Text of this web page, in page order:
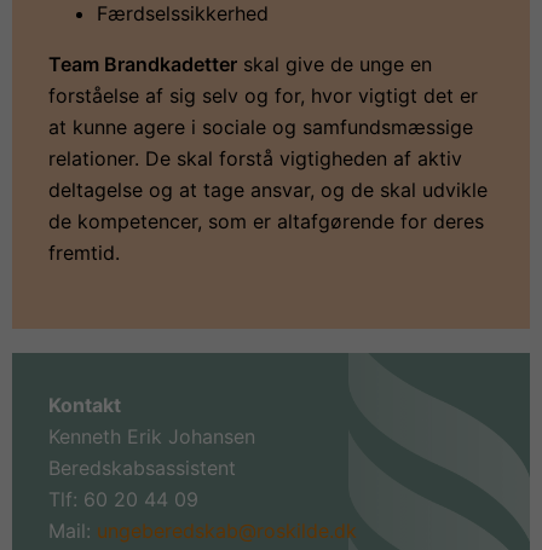
Færdselssikkerhed
Team Brandkadetter skal give de unge en
forståelse af sig selv og for, hvor vigtigt det er
at kunne agere i sociale og samfundsmæssige
relationer. De skal forstå vigtigheden af aktiv
deltagelse og at tage ansvar, og de skal udvikle
de kompetencer, som er altafgørende for deres
fremtid.
Kontakt
Kenneth Erik Johansen
Beredskabsassistent
Tlf: 60 20 44 09
Mail: ungeberedskab@roskilde.dk